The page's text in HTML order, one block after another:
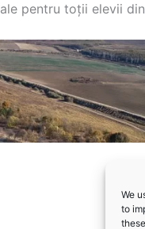
We
to
pentru toții elevii